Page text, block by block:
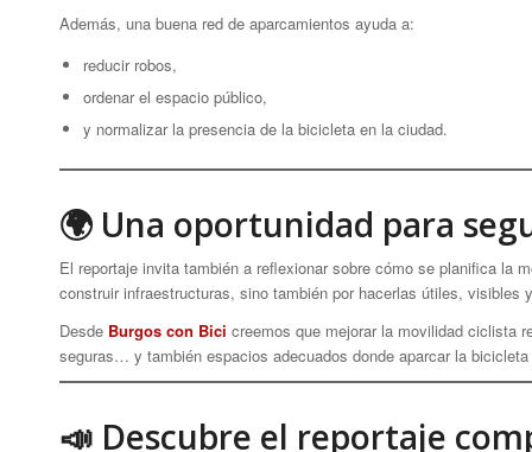
Además, una buena red de aparcamientos ayuda a:
reducir robos,
ordenar el espacio público,
y normalizar la presencia de la bicicleta en la ciudad.
🌍 Una oportunidad para
El reportaje invita también a reflexionar sobre cómo se planifica la
construir infraestructuras, sino también por hacerlas útiles,
Desde Burgos con Bici creemos que mejorar la movilidad ciclista
seguras… y también espacios adecuados donde aparcar la
📣 Descubre el reportaje